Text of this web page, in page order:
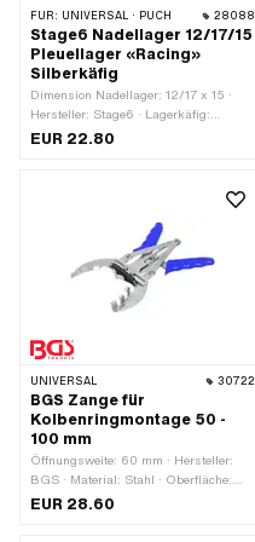
FÜR: UNIVERSAL · PUCH 28088
Stage6 Nadellager 12/17/15
Pleuellager «Racing»
Silberkäfig
Dimension Nadellager: 12/17 x 15 ·
Hersteller: Stage6 · Lagerkäfig:
Silberkäfig · Lagerart:
EUR 22.80
UNIVERSAL 30722
BGS Zange für
Kolbenringmontage 50 -
100 mm
Öffnungsweite: 60 mm · Hersteller:
BGS · Material: Stahl · Oberfläche:
verzinkt (blau) · Klemmbereich: 40 -
EUR 28.60